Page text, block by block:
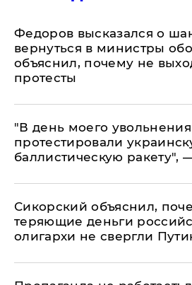
Федоров высказался о
вернуться в министры
объяснил, почему не
протесты
​"В день моего
протестировали
баллистическую ракету",
Сикорский объяснил,
теряющие деньги
олигархи не свергли